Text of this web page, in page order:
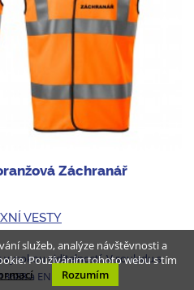
Záchranář
VESTY
vysokou viditelností. V souladu s
a EN ISO 20471.
služeb, analýze návštěvnosti a
Používáním tohoto webu s tím
Rozumím